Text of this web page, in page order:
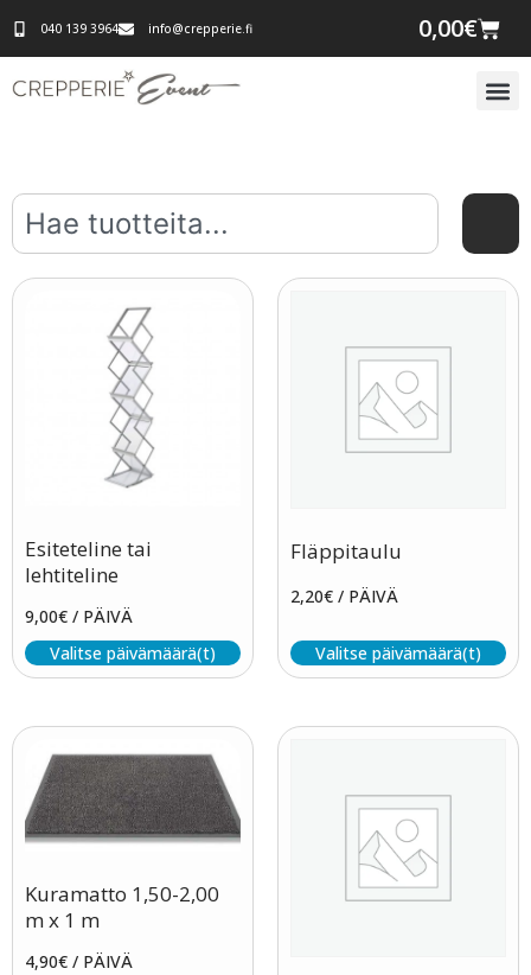
040 139 3964 info@crepperie.fi 0,00€
Esiteteline tai
lehtiteline
9,00€ / PÄIVÄ
Valitse päivämäärä(t)
Fläppitaulu
2,20€ / PÄIVÄ
Valitse päivämäärä(t)
Kuramatto 1,50-2,00
m x 1 m
4,90€ / PÄIVÄ